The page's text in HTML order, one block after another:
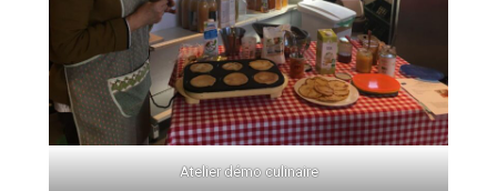
Atelier démo culinaire